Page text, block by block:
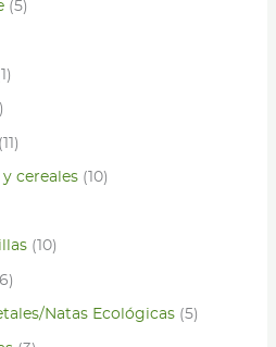
(5)
(11)
cereales (10)
(10)
Natas Ecológicas (5)